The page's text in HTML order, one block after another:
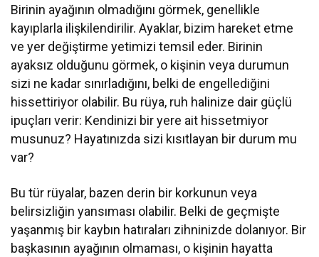
Birinin ayağının olmadığını görmek, genellikle
kayıplarla ilişkilendirilir. Ayaklar, bizim hareket etme
ve yer değiştirme yetimizi temsil eder. Birinin
ayaksız olduğunu görmek, o kişinin veya durumun
sizi ne kadar sınırladığını, belki de engellediğini
hissettiriyor olabilir. Bu rüya, ruh halinize dair güçlü
ipuçları verir: Kendinizi bir yere ait hissetmiyor
musunuz? Hayatınızda sizi kısıtlayan bir durum mu
var?
Bu tür rüyalar, bazen derin bir korkunun veya
belirsizliğin yansıması olabilir. Belki de geçmişte
yaşanmış bir kaybın hatıraları zihninizde dolanıyor. Bir
başkasının ayağının olmaması, o kişinin hayatta